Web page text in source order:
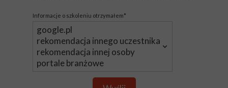
Informacje o szkoleniu otrzymałem*